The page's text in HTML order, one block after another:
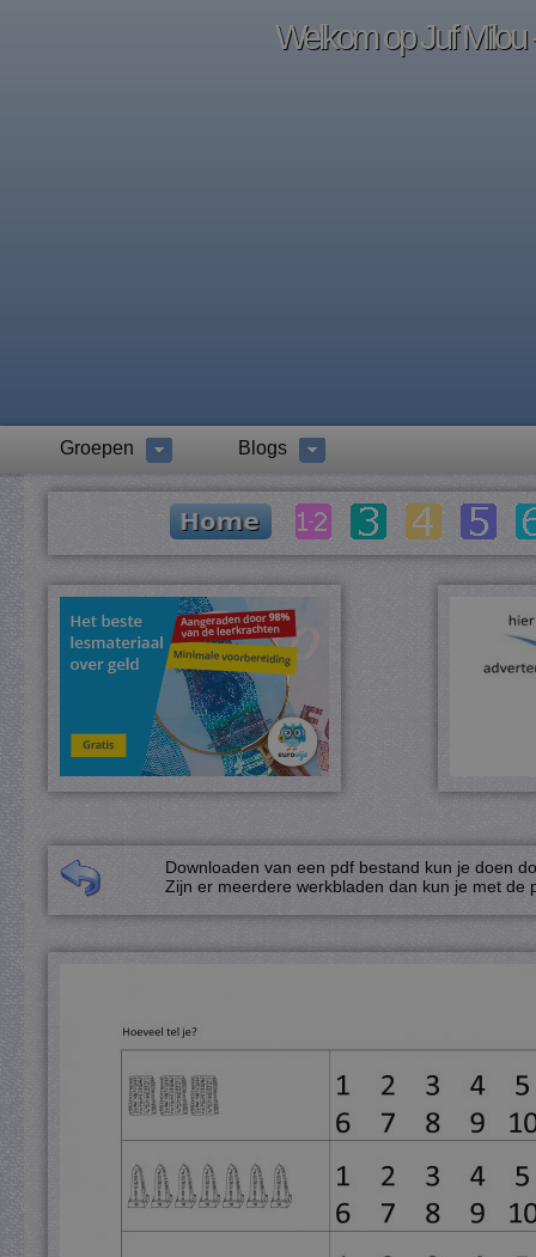
Welkom op Juf Milou
Groepen Blogs
Downloaden van een pdf bestand kun je doen
Zijn er meerdere werkbladen dan kun je met de